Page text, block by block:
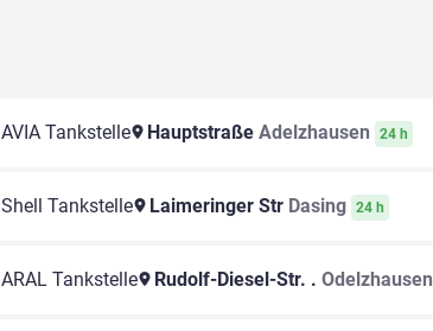
AVIA Tankstelle Hauptstraße Adelzhausen 24 h
Shell Tankstelle Laimeringer Str Dasing 24 h
ARAL Tankstelle Rudolf-Diesel-Str. . Odelzhausen